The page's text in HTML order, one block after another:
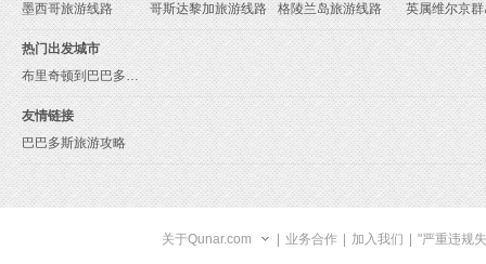
墨西哥旅游线路
哥斯达黎加旅游线路 格陵兰岛旅游线路
热门出发城市
布里奇顿到巴巴多斯旅游报价
友情链接
巴巴多斯旅游攻略
关于Qunar.com 业务合作 加入我们 "严重违规